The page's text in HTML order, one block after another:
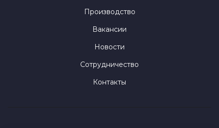
Производство
Вакансии
Новости
Сотрудничество
Контакты